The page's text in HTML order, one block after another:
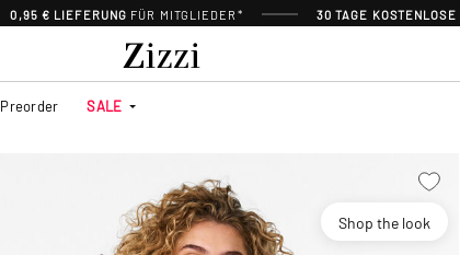
0,95 € LIEFERUNG FÜR MITGLIEDER* 30 TAGE KOSTENLOSE
Preorder SALE
Shop the look